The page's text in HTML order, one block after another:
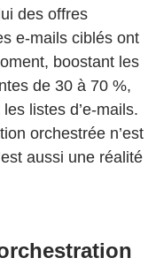
des offres
e-mails ciblés ont
boostant les
de 30 à 70 %,
listes d’e-mails.
orchestrée n’est
aussi une réalité